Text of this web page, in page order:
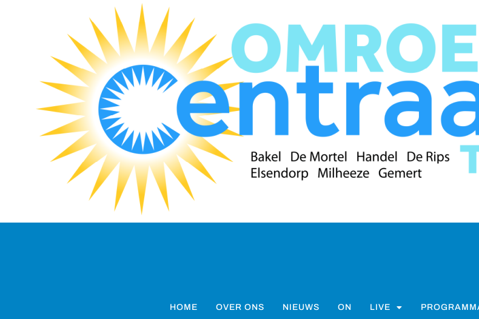
HOME OVER ONS NIEUWS ON LIVE